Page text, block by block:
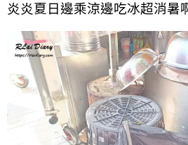
炎炎夏日邊乘涼邊吃冰超消暑